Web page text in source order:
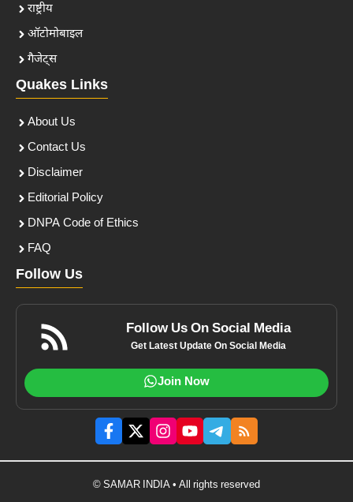
राष्ट्रीय
ऑटोमोबाइल
गैजेट्स
Quakes Links
About Us
Contact Us
Disclaimer
Editorial Policy
DNPA Code of Ethics
FAQ
Follow Us
Follow Us On Social Media
Get Latest Update On Social Media
Join Now
© SAMAR INDIA • All rights reserved